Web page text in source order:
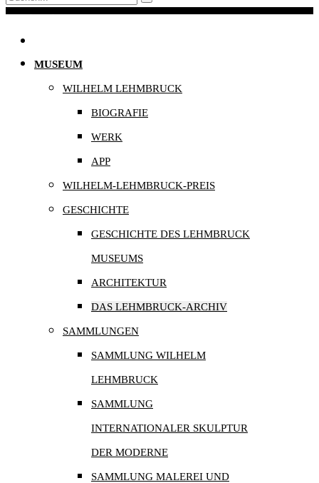
Navigation
MUSEUM
WILHELM LEHMBRUCK
BIOGRAFIE
WERK
APP
WILHELM-LEHMBRUCK-PREIS
GESCHICHTE
GESCHICHTE DES LEHMBRUCK
MUSEUMS
ARCHITEKTUR
DAS LEHMBRUCK-ARCHIV
SAMMLUNGEN
SAMMLUNG WILHELM
LEHMBRUCK
SAMMLUNG
INTERNATIONALER SKULPTUR
DER MODERNE
SAMMLUNG MALEREI UND